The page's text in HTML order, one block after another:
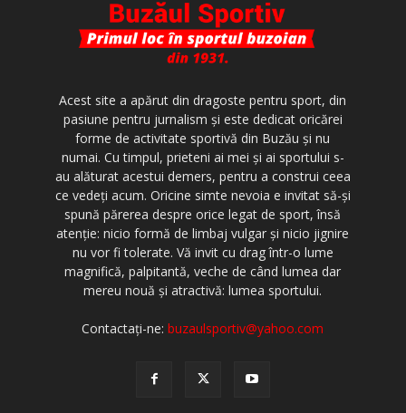
Acest site a apărut din dragoste pentru sport, din
pasiune pentru jurnalism şi este dedicat oricărei
forme de activitate sportivă din Buzău şi nu
numai. Cu timpul, prieteni ai mei şi ai sportului s-
au alăturat acestui demers, pentru a construi ceea
ce vedeţi acum. Oricine simte nevoia e invitat să-şi
spună părerea despre orice legat de sport, însă
atenţie: nicio formă de limbaj vulgar şi nicio jignire
nu vor fi tolerate. Vă invit cu drag într-o lume
magnifică, palpitantă, veche de când lumea dar
mereu nouă şi atractivă: lumea sportului.
Contactați-ne:buzaulsportiv@yahoo.com